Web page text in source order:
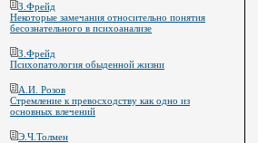
З.Фрейд
Некоторые замечания относительно понятия
бесознательного в психоанализе
З.Фрейд
Психопатология обыденной жизни
А.И. Розов
Стремление к превосходству как одно из
основных влечений
Э.Ч.Толмен